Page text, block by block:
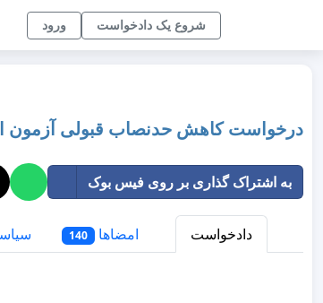
ورود شروع یک دادخواست
درخواست کاهش حدنصاب قبولی آزمون ارتقا 97 روانپزشکی و بررسی مجدد سوالات
به اشتراک گذاری بر روی فیس بوک
دادخواست امضاها 140